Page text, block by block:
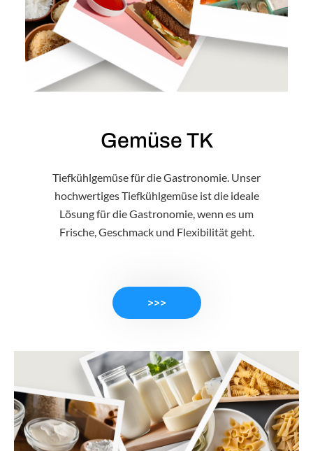
Gemüse TK
Tiefkühlgemüse für die Gastronomie. Unser
hochwertiges Tiefkühlgemüse ist die ideale
Lösung für die Gastronomie, wenn es um
Frische, Geschmack und Flexibilität geht.
>>>